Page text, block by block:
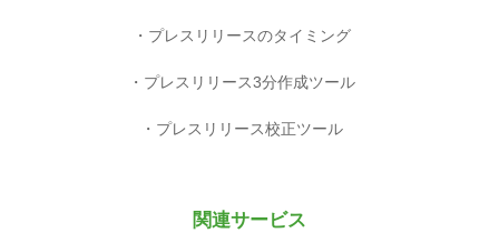
プレスリリースのタイミング
プレスリリース3分作成ツール
プレスリリース校正ツール
関連サービス